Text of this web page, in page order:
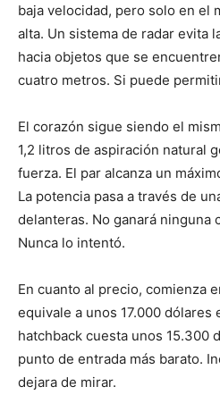
baja velocidad, pero solo en el
alta. Un sistema de radar evita
hacia objetos que se
cuatro metros. Si puede
El corazón sigue siendo el
1,2 litros de aspiración natural
fuerza. El par alcanza un
La potencia pasa a través de
delanteras. No ganará ninguna
Nunca lo intentó.
En cuanto al precio, comienza
equivale a unos 17.000 dólares
hatchback cuesta unos 15.300
punto de entrada más barato.
dejara de mirar.